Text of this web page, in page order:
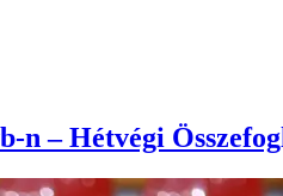
n – Hétvégi